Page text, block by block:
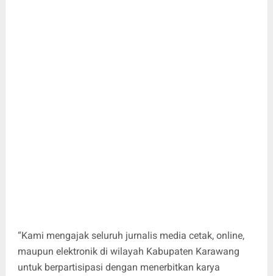
“Kami mengajak seluruh jurnalis media cetak, online,
maupun elektronik di wilayah Kabupaten Karawang
untuk berpartisipasi dengan menerbitkan karya